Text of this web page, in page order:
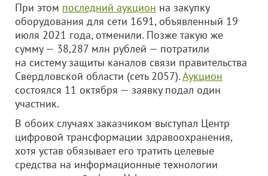
При этом последний аукцион на закупку
оборудования для сети 1691, объявленный 19
июля 2021 года, отменили. Позже такую же
сумму — 38,287 млн рублей — потратили
на систему защиты каналов связи правительства
Свердловской области (сеть 2057).Аукцион
состоялся 11 октября — заявку подал один
участник.
В обоих случаях заказчиком выступал Центр
цифровой трансформации здравоохранения,
хотя устав обязывает его тратить целевые
средства на информационные технологии